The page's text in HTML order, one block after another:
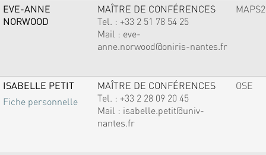
EVE-ANNE
NORWOOD
MAÎTRE DE CONFÉRENCES
Tel. : +33 2 51 78 54 25
Mail : eve-
anne.norwood@oniris-nantes.fr
MAPS2
ISABELLE PETIT
Fiche personnelle
MAÎTRE DE CONFÉRENCES
Tel. : +33 2 28 09 20 45
Mail : isabelle.petit@univ-
nantes.fr
OSE